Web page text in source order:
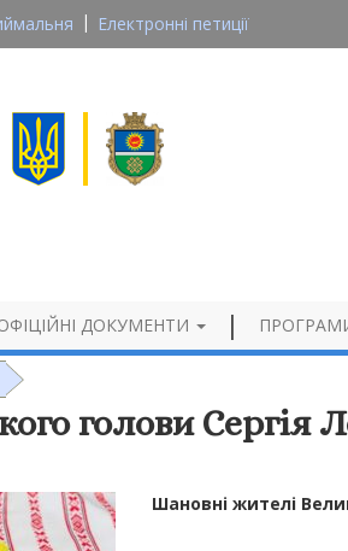
Електронні петиції
ДОКУМЕНТИ
голови Сергія
Шановні жителі